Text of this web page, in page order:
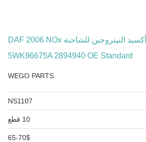
مستشعر أكسيد النيتروجين للشاحنة DAF 2006 NOx
5WK96675A 2894940 OE Standard
WEGO PARTS
NS1107
10 قطع
65-70$